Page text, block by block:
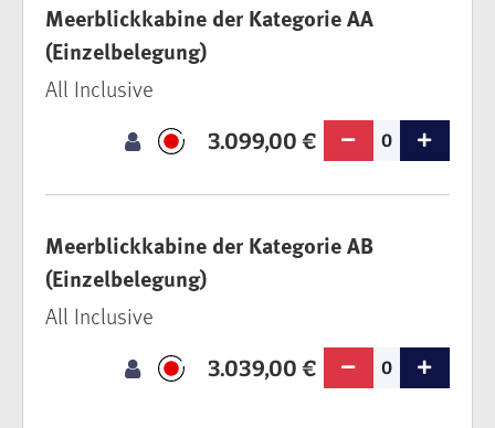
Meerblickkabine der Kategorie AA
(Einzelbelegung)
3.099,00 € 0
All Inclusive
Meerblickkabine der Kategorie AB
(Einzelbelegung)
3.039,00 € 0
All Inclusive